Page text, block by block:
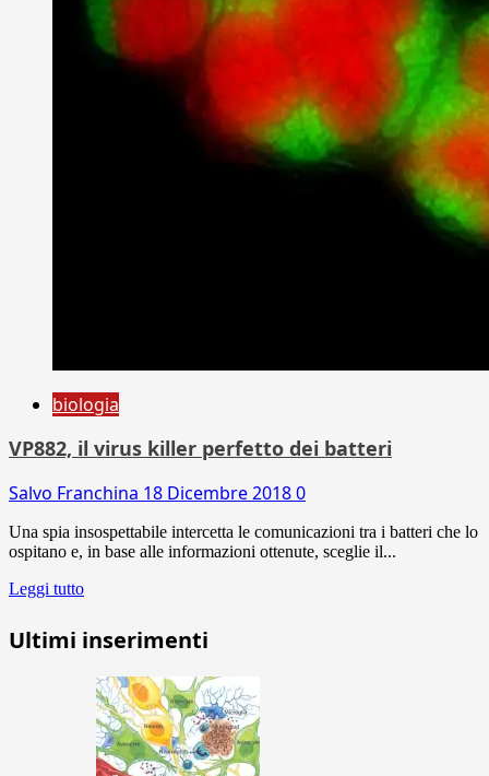
biologia
VP882, il virus killer perfetto dei batteri
Salvo Franchina 18 Dicembre 20180
Una spia insospettabile intercetta le comunicazioni tra i batteri che lo
ospitano e, in base alle informazioni ottenute, sceglie il...
Leggi tutto
Ultimi inserimenti